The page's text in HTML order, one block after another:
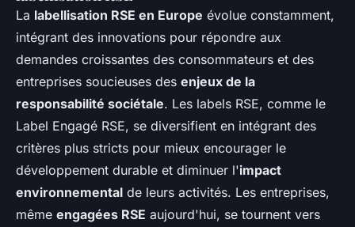
La labellisation RSE en Europe évolue constamment,
intégrant des innovations pour répondre aux
demandes croissantes des consommateurs et des
entreprises soucieuses des enjeux de la
responsabilité sociétale. Les labels RSE, comme le
Label Engagé RSE, se diversifient en intégrant des
critères plus stricts pour mieux encourager le
développement durable et diminuer l'impact
environnemental de leurs activités. Les entreprises,
même engagées RSE aujourd'hui, se tournent vers